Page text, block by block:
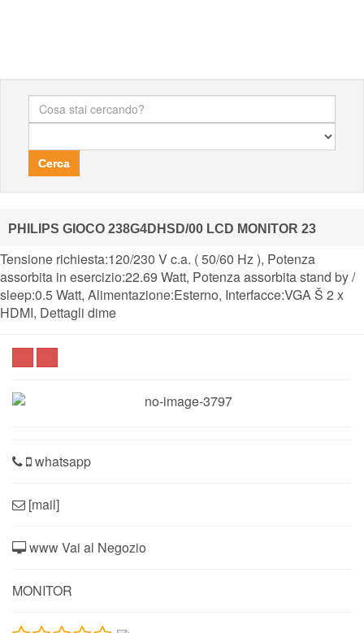
Cerca
PHILIPS GIOCO 238G4DHSD/00 LCD MONITOR 23
Tensione richiesta:120/230 V c.a. ( 50/60 Hz ), Potenza
assorbita in esercizio:22.69 Watt, Potenza assorbita stand by /
sleep:0.5 Watt, Alimentazione:Esterno, Interfacce:VGA Š 2 x
HDMI, Dettagli dime
whatsapp
[mail]
www Vai al Negozio
MONITOR